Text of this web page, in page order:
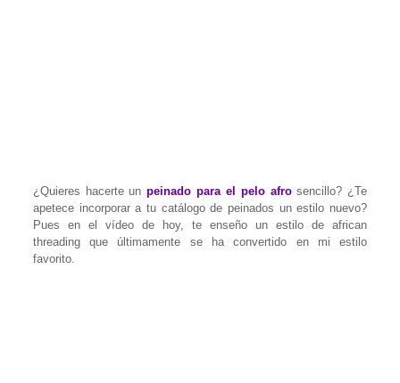
¿Quieres hacerte unpeinado para el pelo afrosencillo? ¿Te
apetece incorporar a tu catálogo de peinados un estilo nuevo?
Pues en el vídeo de hoy, te enseño un estilo de african
threading que últimamente se ha convertido en mi estilo
favorito.